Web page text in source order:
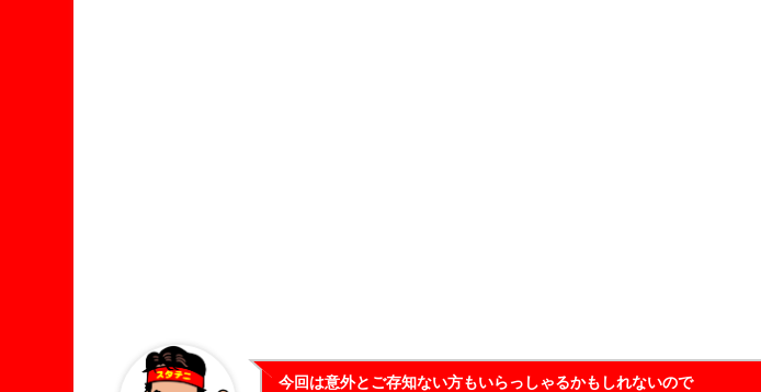
今回は意外とご存知ない方もいらっしゃるかもしれないので